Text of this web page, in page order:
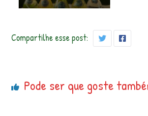
Compartilhe esse post:
Pode ser que goste